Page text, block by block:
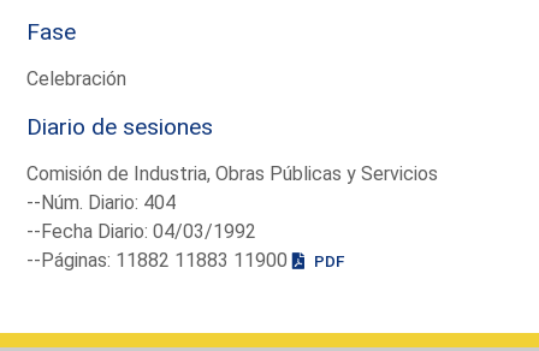
Fase
Celebración
Diario de sesiones
Comisión de Industria, Obras Públicas y Servicios
--Núm. Diario: 404
--Fecha Diario: 04/03/1992
--Páginas: 11882 11883 11900
PDF